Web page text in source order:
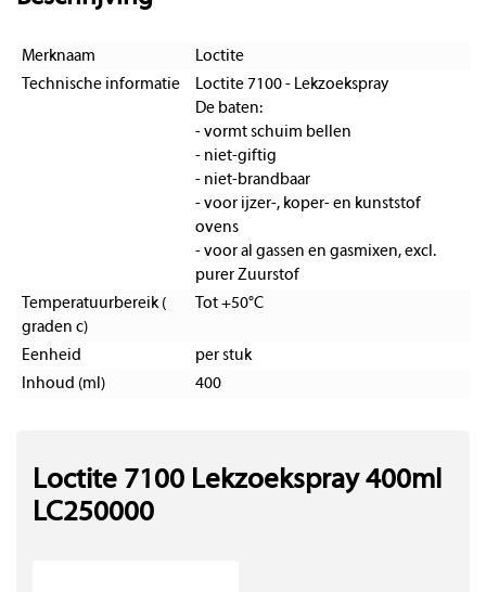
Merknaam
Loctite
Technische informatie
Loctite 7100 - Lekzoekspray
De baten:
- vormt schuim bellen
- niet-giftig
- niet-brandbaar
- voor ijzer-, koper- en kunststof
ovens
- voor al gassen en gasmixen, excl.
purer Zuurstof
Temperatuurbereik (
graden c)
Tot +50°C
Eenheid
per stuk
Inhoud (ml)
400
Loctite 7100 Lekzoekspray 400ml
LC250000